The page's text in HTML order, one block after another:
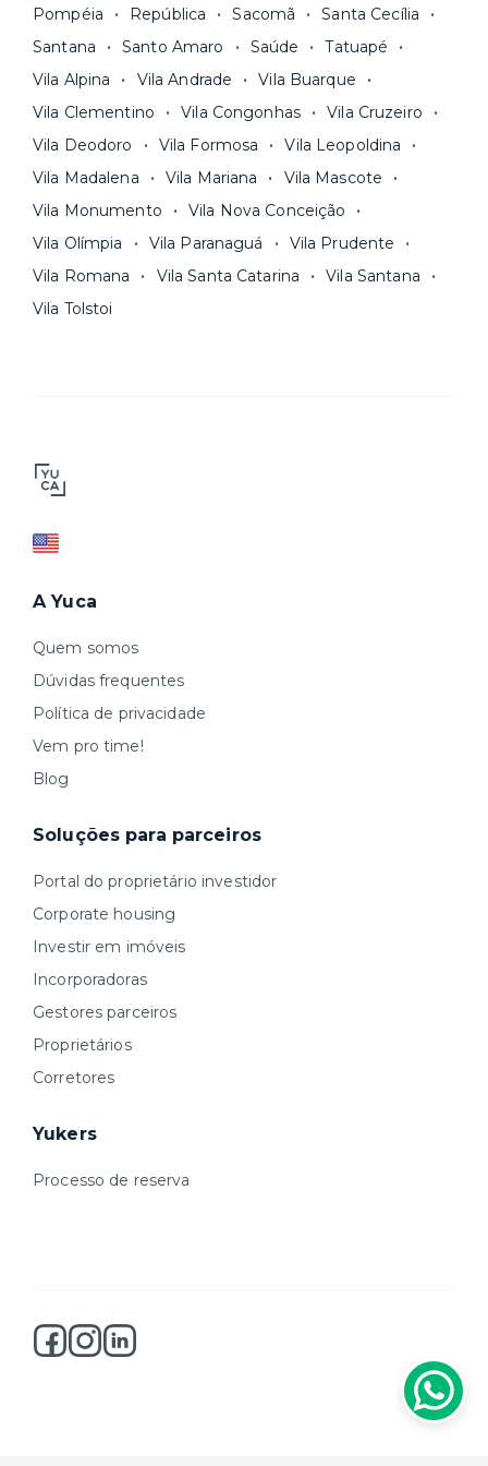
Pompéia
República Sacomã
Santa Cecília
Santana
Santo Amaro Saúde
Tatuapé
Vila Alpina
Vila Andrade
Vila Buarque
Vila Clementino
Vila Congonhas
Vila Cruzeiro
Vila Deodoro
Vila Formosa
Vila Leopoldina
Vila Madalena
Vila Mariana
Vila Mascote
Vila Monumento
Vila Nova Conceição
Vila Olímpia
Vila Paranaguá
Vila Prudente
Vila Romana
Vila Santa Catarina
Vila Santana
Vila Tolstoi
A Yuca
Quem somos
Dúvidas frequentes
Política de privacidade
Vem pro time!
Blog
Soluções para parceiros
Portal do proprietário investidor
Corporate housing
Investir em imóveis
Incorporadoras
Gestores parceiros
Proprietários
Corretores
Yukers
Processo de reserva